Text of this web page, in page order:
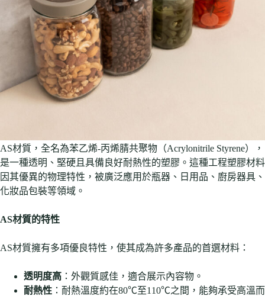
AS材質，全名為苯乙烯-丙烯腈共聚物（Acrylonitrile Styrene），
是一種透明、堅硬且具備良好耐熱性的塑膠。這種工程塑膠材料
因其優異的物理特性，被廣泛應用於瓶器、日用品、廚房器具、
化妝品包裝等領域。
AS材質的特性
AS材質擁有多項優良特性，使其成為許多產品的首選材料：
透明度高 ：外觀質感佳，適合展示內容物。
耐熱性 ：耐熱溫度約在80℃至110℃之間，能夠承受高溫而